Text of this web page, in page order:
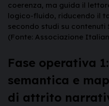
coerenza, ma guida il
logico-fluido, riducendo il
secondo studi su contenuti
(Fonte: Associazione
Fase operativa
semantica e
di attrito